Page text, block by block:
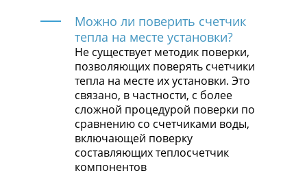
Можно ли поверить счетчик
тепла на месте установки?
Не существует методик поверки,
позволяющих поверять счетчики
тепла на месте их установки. Это
связано, в частности, с более
сложной процедурой поверки по
сравнению со счетчиками воды,
включающей поверку
составляющих теплосчетчик
компонентов